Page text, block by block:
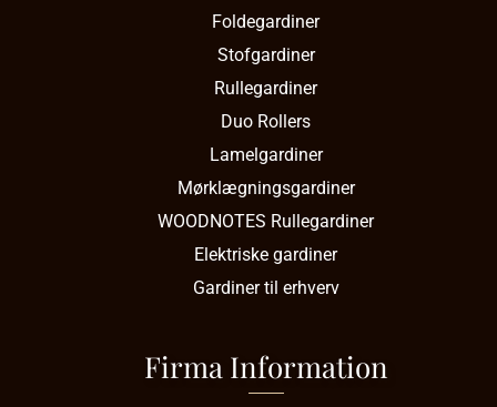
Foldegardiner
Stofgardiner
Rullegardiner
Duo Rollers
Lamelgardiner
Mørklægningsgardiner
WOODNOTES Rullegardiner
Elektriske gardiner
Gardiner til erhverv
Firma Information